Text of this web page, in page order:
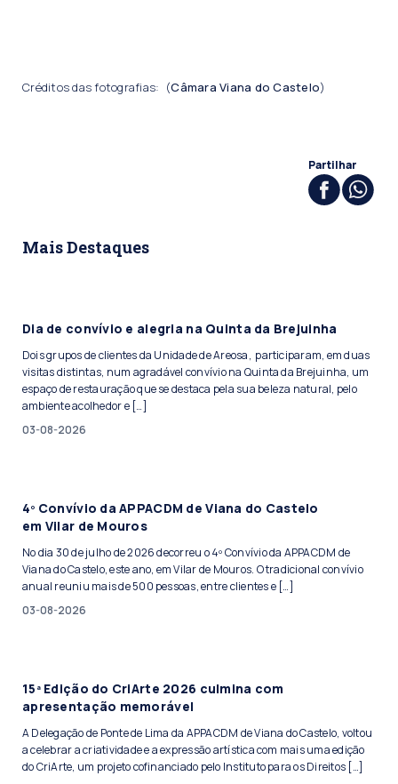
Créditos das fotografias: (Câmara Viana do Castelo)
Partilhar
Mais Destaques
Dia de convívio e alegria na Quinta da Brejuinha
Dois grupos de clientes da Unidade de Areosa, participaram, em duas
visitas distintas, num agradável convívio na Quinta da Brejuinha, um
espaço de restauração que se destaca pela sua beleza natural, pelo
ambiente acolhedor e […]
03-08-2026
4º Convívio da APPACDM de Viana do Castelo
em Vilar de Mouros
No dia 30 de julho de 2026 decorreu o 4º Convívio da APPACDM de
Viana do Castelo, este ano, em Vilar de Mouros. O tradicional convívio
anual reuniu mais de 500 pessoas, entre clientes e […]
03-08-2026
15ª Edição do CriArte 2026 culmina com
apresentação memorável
A Delegação de Ponte de Lima da APPACDM de Viana do Castelo, voltou
a celebrar a criatividade e a expressão artística com mais uma edição
do CriArte, um projeto cofinanciado pelo Instituto para os Direitos […]